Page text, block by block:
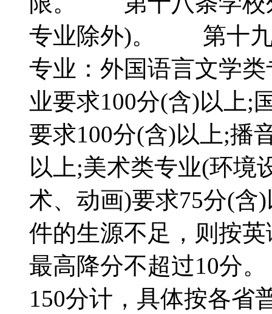
专业除外)。 第十九
专业：外国语言文学
业要求100分(含)以上;
要求100分(含)以上;播
以上;美术类专业(环境
术、动画)要求75分(含
件的生源不足，则按
最高降分不超过10分
150分计，具体按各省